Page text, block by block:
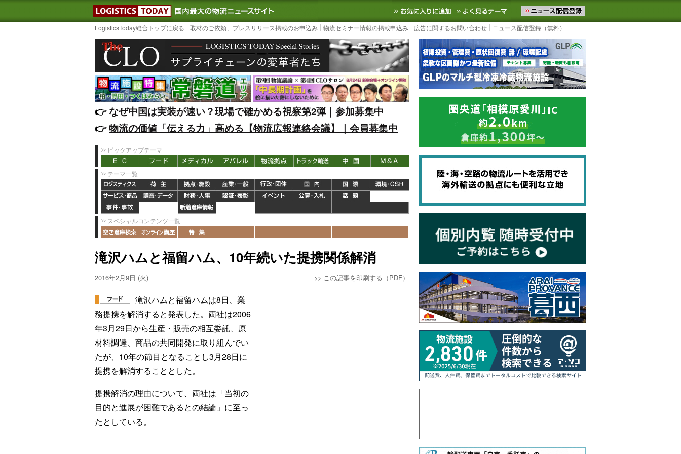
LOGISTICS TODAY｜国内最大の物流ニュースサイト3PL, SCMなど国内外の最新の物流ニュースをお届けします。物流ニュースメール配信を登録す
お気に入りに追加 よく見るテーマ
LogisticsToday総合トップに戻る 取材のご依頼、プレスリリース掲載のお申込み 物流セミナー情報の掲載申込み 広告に関するお問い合わせ ニュース配信登録（無料）
👉️なぜ中国は実装が速い？現場で確かめる視察第2弾｜参加募集中
👉️物流の価値「伝える力」高める【物流広報連絡会議】｜会員募集中
ピックアップテーマ
テーマ一覧
スペシャルコンテンツ一覧
滝沢ハムと福留ハム、10年続いた提携関係解消
2016年2月9日 (火) >> この記事を印刷する（PDF）
滝沢ハムと福留ハムは8日、業
務提携を解消すると発表した。両社は2006
年3月29日から生産・販売の相互委託、原
材料調達、商品の共同開発に取り組んでい
たが、10年の節目となることし3月28日に
提携を解消することとした。
提携解消の理由について、両社は「当初の
目的と進展が困難であるとの結論」に至っ
たとしている。